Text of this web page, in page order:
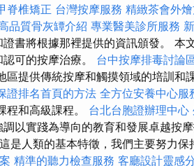
脊椎矯正 台灣按摩服務 精緻茶會外
品質骨灰罈介紹 專業醫美診所服務
書將根據那裡提供的資訊頒發。 本
可的按摩治療。 台中按摩排毒討論
提供傳統按摩和觸摸領域的培訓和
證排名首頁的方法 全方位安養中心服
程和高級課程。 台北台胞證辦理中心
以實踐為導向的教育和發展卓越按摩
這是人類的基本特徵，我們主要努力保
精準的聽力檢查服務 客廳設計靈感